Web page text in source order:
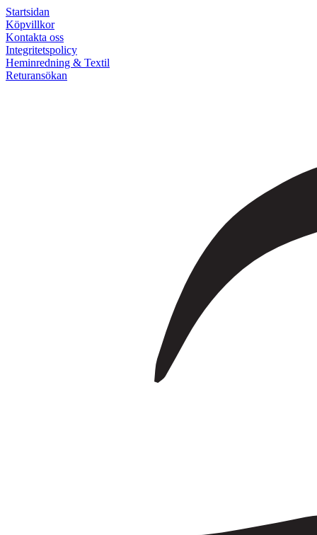
Startsidan
Köpvillkor
Kontakta oss
Integritetspolicy
Heminredning & Textil
Returansökan